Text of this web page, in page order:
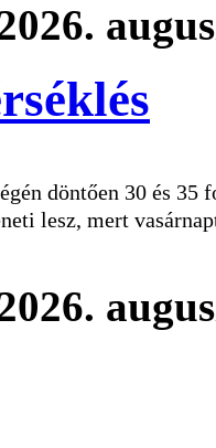
döntően 30 és 35
lesz, mert